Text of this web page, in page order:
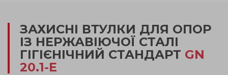
ЗАХИСНІ ВТУЛКИ ДЛЯ ОПОР
ІЗ НЕРЖАВІЮЧОЇ СТАЛІ
ГІГІЄНІЧНИЙ СТАНДАРТ GN
20.1-E